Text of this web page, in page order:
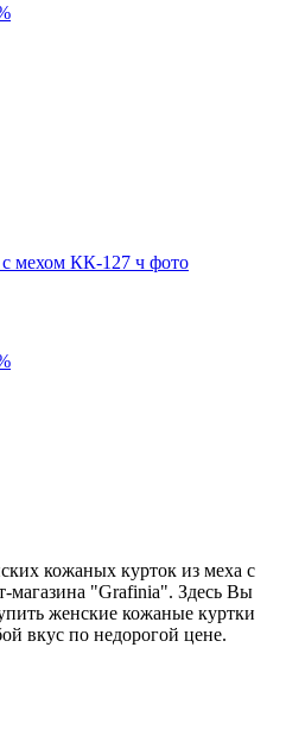
кожаных курток из меха с
"Grafinia". Здесь Вы
женские кожаные куртки
вкус по недорогой цене.